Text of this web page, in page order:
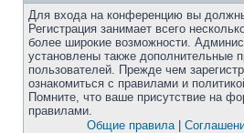
Для входа на конференцию вы
Регистрация занимает всего
более широкие возможности.
установлены также дополнительные
пользователей. Прежде чем
ознакомиться с правилами и
Помните, что ваше присутствие на
правилами.
Общие правила|